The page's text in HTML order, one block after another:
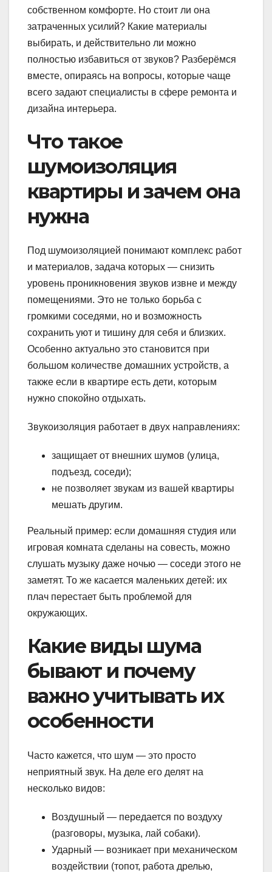
собственном комфорте. Но стоит ли она
затраченных усилий? Какие материалы
выбирать, и действительно ли можно
полностью избавиться от звуков? Разберёмся
вместе, опираясь на вопросы, которые чаще
всего задают специалисты в сфере ремонта и
дизайна интерьера.
Что такое
шумоизоляция
квартиры и зачем она
нужна
Под шумоизоляцией понимают комплекс работ
и материалов, задача которых — снизить
уровень проникновения звуков извне и между
помещениями. Это не только борьба с
громкими соседями, но и возможность
сохранить уют и тишину для себя и близких.
Особенно актуально это становится при
большом количестве домашних устройств, а
также если в квартире есть дети, которым
нужно спокойно отдыхать.
Звукоизоляция работает в двух направлениях:
защищает от внешних шумов (улица,
подъезд, соседи);
не позволяет звукам из вашей квартиры
мешать другим.
Реальный пример: если домашняя студия или
игровая комната сделаны на совесть, можно
слушать музыку даже ночью — соседи этого не
заметят. То же касается маленьких детей: их
плач перестает быть проблемой для
окружающих.
Какие виды шума
бывают и почему
важно учитывать их
особенности
Часто кажется, что шум — это просто
неприятный звук. На деле его делят на
несколько видов:
Воздушный — передается по воздуху
(разговоры, музыка, лай собаки).
Ударный — возникает при механическом
воздействии (топот, работа дрелью,